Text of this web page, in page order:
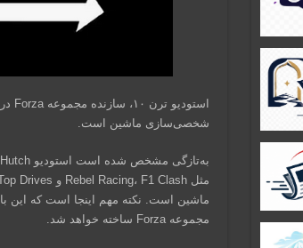
شخصی‌سازی ماشین است.
مجموعه Forza ساخته خواهد شد.